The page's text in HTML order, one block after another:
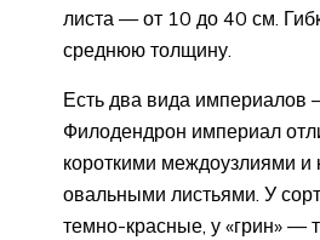
листа — от 10 до 40 см.
среднюю толщину.
Есть два вида империалов
Филодендрон империал
короткими междоузлиями и
овальными листьями. У
темно-красные, у «грин» —